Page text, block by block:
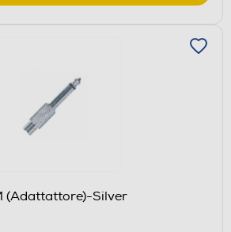
(Adattattore)-Silver